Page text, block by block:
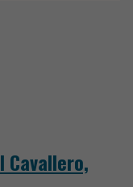
Cavallero,